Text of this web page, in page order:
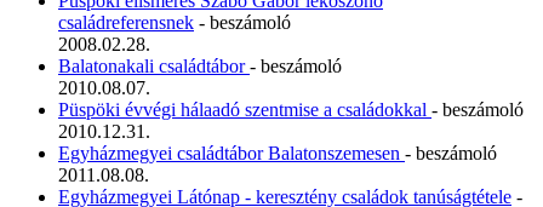
családreferensnek - beszámoló
2008.02.28.
Balatonakali családtábor- beszámoló
2010.08.07.
Püspöki évvégi hálaadó szentmise a családokkal - beszámoló
2010.12.31.
Egyházmegyei családtábor Balatonszemesen - beszámoló
2011.08.08.
Egyházmegyei Látónap - keresztény családok tanúságtétele -